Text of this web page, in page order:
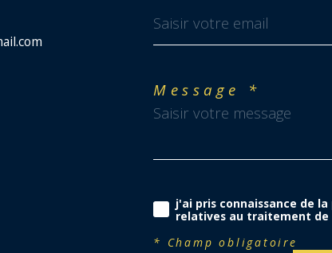
Message *
j'ai pris connaissance de
relatives au traitement de
* Champ obligatoire